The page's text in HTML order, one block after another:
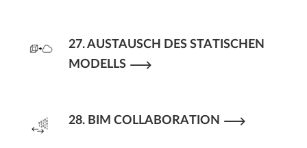
27. AUSTAUSCH DES STATISCHEN
MODELLS
28. BIM COLLABORATION